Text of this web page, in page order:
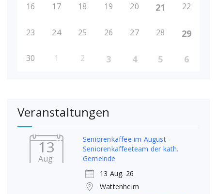
16 17 18 19 20 21 22
23 24 25 26 27 28 29
30 1 2 3 4 5 6
Veranstaltungen
13
Aug.
Seniorenkaffee im August -
Seniorenkaffeeteam der kath.
Gemeinde
13 Aug. 26
Wattenheim